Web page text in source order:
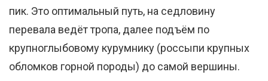
пик. Это оптимальный путь, на седловину
перевала ведёт тропа, далее подъём по
крупноглыбовому курумнику (россыпи крупных
обломков горной породы) до самой вершины.